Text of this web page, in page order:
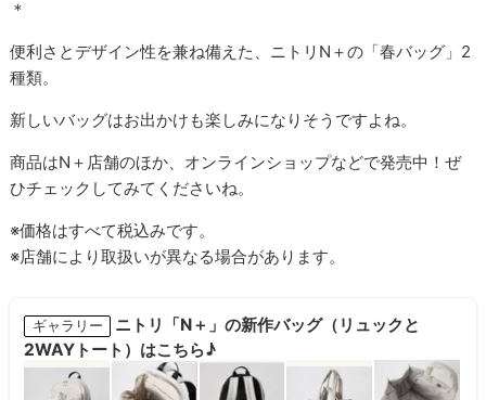
＊
便利さとデザイン性を兼ね備えた、ニトリN＋の「春バッグ」2
種類。
新しいバッグはお出かけも楽しみになりそうですよね。
商品はN＋店舗のほか、オンラインショップなどで発売中！ぜ
ひチェックしてみてくださいね。
※価格はすべて税込みです。
※店舗により取扱いが異なる場合があります。
ギャラリー
ニトリ「N＋」の新作バッグ（リュックと
2WAYトート）はこちら♪